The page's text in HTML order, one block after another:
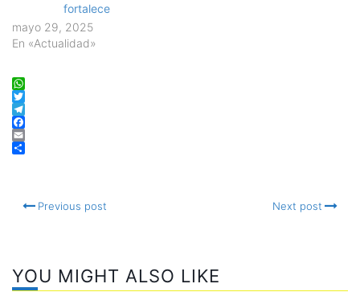
fortalece
mayo 29, 2025
En «Actualidad»
WhatsApp
Twitter
Telegram
Facebook
Email
Previous post Next post
YOU MIGHT ALSO LIKE